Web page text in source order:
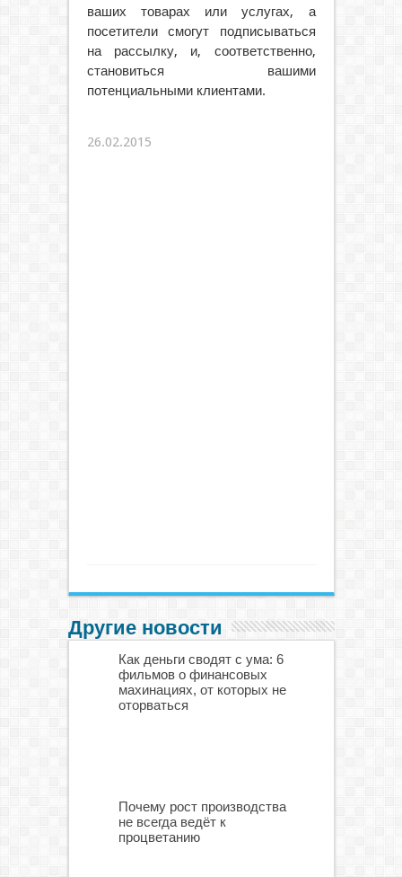
ваших товарах или услугах, а
посетители смогут подписываться
на рассылку, и, соответственно,
становиться вашими
потенциальными клиентами.
26.02.2015
Другие новости
Как деньги сводят с ума: 6
фильмов о финансовых
махинациях, от которых не
оторваться
Почему рост производства
не всегда ведёт к
процветанию